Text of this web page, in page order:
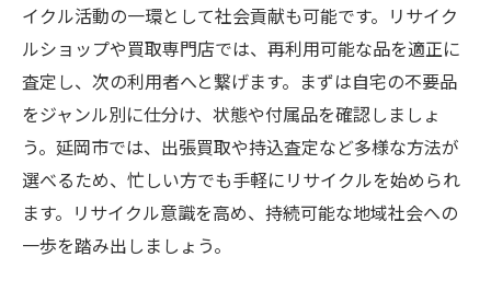
イクル活動の一環として社会貢献も可能です。リサイク
ルショップや買取専門店では、再利用可能な品を適正に
査定し、次の利用者へと繋げます。まずは自宅の不要品
をジャンル別に仕分け、状態や付属品を確認しましょ
う。延岡市では、出張買取や持込査定など多様な方法が
選べるため、忙しい方でも手軽にリサイクルを始められ
ます。リサイクル意識を高め、持続可能な地域社会への
一歩を踏み出しましょう。